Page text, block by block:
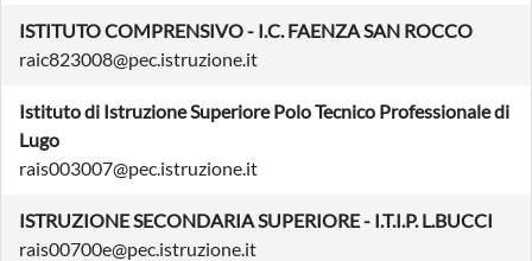
ISTITUTO COMPRENSIVO - I.C. FAENZA SAN ROCCO
raic823008@pec.istruzione.it
Istituto di Istruzione Superiore Polo Tecnico Professionale di
Lugo
rais003007@pec.istruzione.it
ISTRUZIONE SECONDARIA SUPERIORE - I.T.I.P. L.BUCCI
rais00700e@pec.istruzione.it